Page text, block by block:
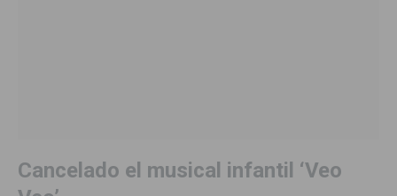
Cancelado el musical infantil ‘Veo